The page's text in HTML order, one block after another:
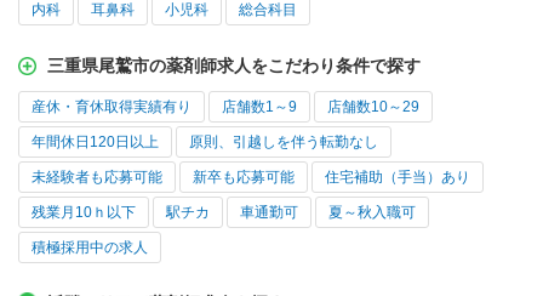
内科 耳鼻科 小児科 総合科目
三重県尾鷲市の薬剤師求人をこだわり条件で探す
産休・育休取得実績有り 店舗数1～9 店舗数10～29
年間休日120日以上 原則、引越しを伴う転勤なし
未経験者も応募可能 新卒も応募可能 住宅補助（手当）あり
残業月10ｈ以下 駅チカ 車通勤可 夏～秋入職可
積極採用中の求人